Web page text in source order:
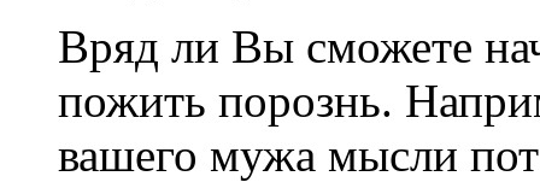
Вряд ли Вы сможете
пожить порознь.
вашего мужа мысли